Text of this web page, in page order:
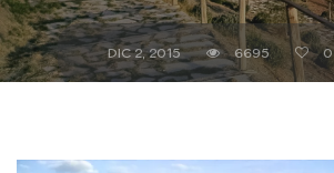
DIC 2, 2015 6695 0